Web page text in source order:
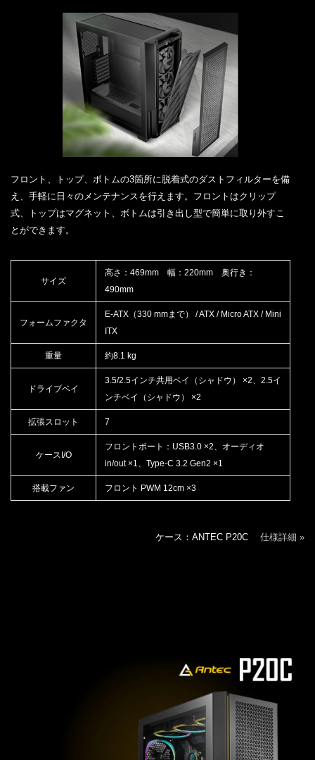
フロント、トップ、ボトムの3箇所に脱着式のダストフィルターを備
え、手軽に日々のメンテナンスを行えます。フロントはクリップ
式、トップはマグネット、ボトムは引き出し型で簡単に取り外すこ
とができます。
サイズ
高さ：469mm 幅：220mm 奥行き：
490mm
フォームファクタ
E-ATX（330 mmまで） / ATX / Micro ATX / Mini
ITX
重量 約8.1 kg
ドライブベイ
3.5/2.5インチ共用ベイ（シャドウ） ×2、2.5イ
ンチベイ（シャドウ） ×2
拡張スロット 7
ケースI/O
フロントポート：USB3.0 ×2、オーディオ
in/out ×1、Type-C 3.2 Gen2 ×1
搭載ファン フロント PWM 12cm ×3
ケース：ANTEC P20C 仕様詳細 »